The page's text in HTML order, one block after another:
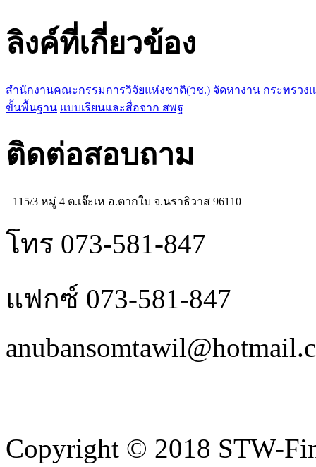
ลิงค์ที่เกี่ยวข้อง
สำนักงานคณะกรรมการวิจัยแห่งชาติ(วช.) จัดหางาน กระทรวง
ขั้นพื้นฐาน แบบเรียนและสื่อจาก สพฐ
ติดต่อสอบถาม
115/3 หมู่ 4 ต.เจ๊ะเห อ.ตากใบ จ.นราธิวาส 96110
โทร 073-581-847
แฟกซ์ 073-581-847
Copyright © 2018 STW-